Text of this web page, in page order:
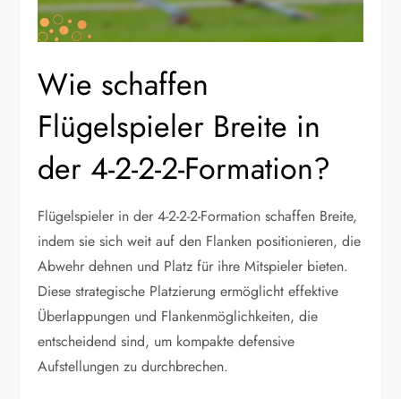
Wie schaffen
Flügelspieler Breite in
der 4-2-2-2-Formation?
Flügelspieler in der 4-2-2-2-Formation schaffen Breite,
indem sie sich weit auf den Flanken positionieren, die
Abwehr dehnen und Platz für ihre Mitspieler bieten.
Diese strategische Platzierung ermöglicht effektive
Überlappungen und Flankenmöglichkeiten, die
entscheidend sind, um kompakte defensive
Aufstellungen zu durchbrechen.